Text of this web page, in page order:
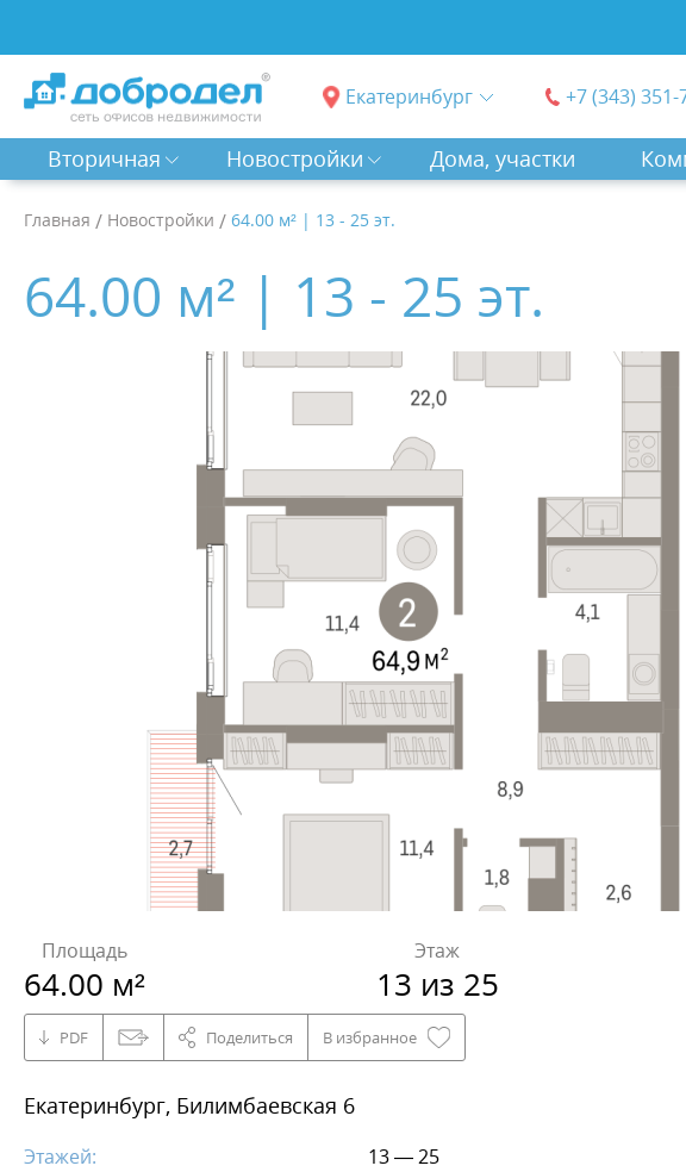
Екатеринбург +7 (343) 351-
Вторичная Новостройки Дома, участки
Главная / Новостройки / 64.00 м² | 13 - 25 эт.
64.00 м² | 13 - 25 эт.
Площадь
64.00 м²
Этаж
13 из 25
PDF Поделиться В избранное
Екатеринбург, Билимбаевская 6
Этажей:
13 — 25